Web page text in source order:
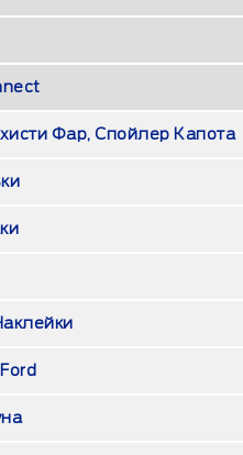
Фар, Спойлер Капота